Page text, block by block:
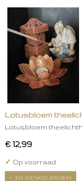
Lotusbloem
Lotusbloem
€ 12,99
✓ Op voorraad
IN WINKELWAGEN